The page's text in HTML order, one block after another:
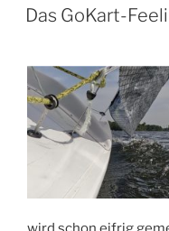
Inklusionspreis“
AM
Das GoKart-